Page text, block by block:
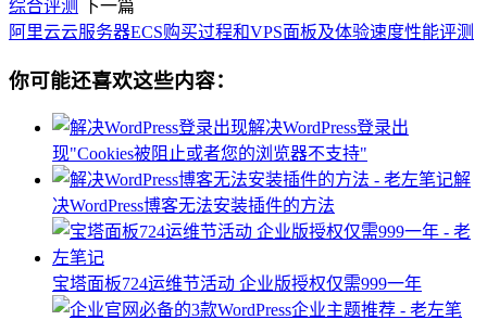
综合评测
下一篇
阿里云云服务器ECS购买过程和VPS面板及体验速度性能评测
你可能还喜欢这些内容：
解决WordPress登录出
现"Cookies被阻止或者您的浏览器不支持"
解
决WordPress博客无法安装插件的方法
宝塔面板724运维节活动 企业版授权仅需999一年